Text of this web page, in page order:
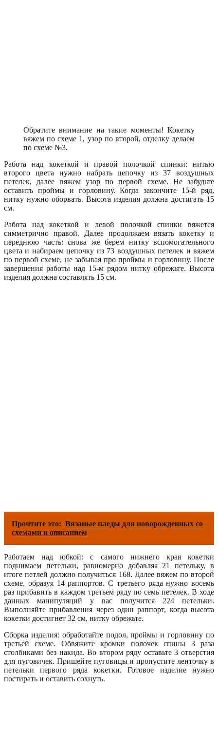
Обратите внимание на такие моменты! Кокетку
вяжем по схеме 1, узор по второй, отделку делаем
по схеме №3.
Работа над кокеткой и правой полочкой спинки: нитью
второго цвета нужно набрать цепочку из 37 воздушных
петелек, далее вяжем узор по первой схеме. Не забудьте
оставить проймы и горловину. Когда закончите 15-й ряд,
нитку нужно оборвать. Высота изделия должна достигать 15
см.
Работа над кокеткой и левой полочкой спинки вяжется
симметрично правой. Далее продолжаем вязать кокетку и
переднюю часть: снова же берем нитку вспомогательного
цвета и набираем цепочку из 73 воздушных петелек и вяжем
по первой схеме, не забывая про проймы и горловину. После
завершения работы над 15-м рядом нитку обрежьте. Высота
изделия должна составлять 15 см.
Прочтите это: Вязаные пледы для новорожденных со
схемами и описанием
Работаем над юбкой: с самого нижнего края кокетки
поднимаем петельки, равномерно добавляя 21 петельку, в
итоге петлей должно получиться 168. Далее вяжем по второй
схеме, образуя 14 раппортов. С третьего ряда нужно восемь
раз прибавить в каждом третьем ряду по семь петелек. В ходе
данных манипуляций у вас получится 224 петельки.
Выполняйте прибавления через один раппорт, когда высота
кокетки достигнет 32 см, нитку обрежьте.
Сборка изделия: обработайте подол, проймы и горловину по
третьей схеме. Обвяжите кромки полочек спины 3 раза
столбиками без накида. Во втором ряду оставьте 3 отверстия
для пуговичек. Пришейте пуговицы и пропустите ленточку в
петельки первого ряда кокетки. Готовое изделие нужно
постирать и оставить сохнуть.